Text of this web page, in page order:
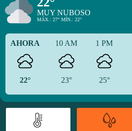
MUY NUBOSO
MÁX.: 27° MÍN.: 22°
AHORA
22°
10 AM
23°
1 PM
25°